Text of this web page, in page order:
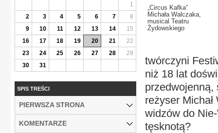
„Circus Kafka”
Michała Walczaka,
musical Teatru
Żydowskiego
twórczyni
niż 18 lat
przedwojenną,
reżyser
widzów do
tęsknotą?
1
2
3 4 5 6 7
8
9
10 11 12 13 14
15
16
17 18 19 20 21
22
23
24 25 26 27 28
29
30
31
SPIS TREŚCI
PIERWSZA STRONA
KOMENTARZE